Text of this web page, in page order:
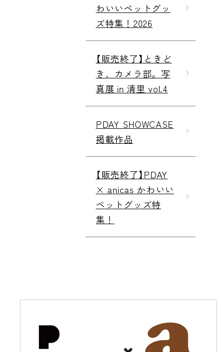
わいいペットグッ
ズ特集！2026
【販売終了】ときど
き、カメラ部。写
真展 in 清里 vol.4
PDAY SHOWCASE
掲載作品
【販売終了】PDAY
× anicas かわいい
ペットグッズ特
集！